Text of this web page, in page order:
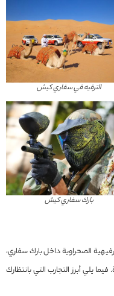
الترفيه في سفاري كيش
بارك سفاري كيش
الصحراوية داخل بارك سفاري،
يلي أبرز التجارب التي بانتظارك